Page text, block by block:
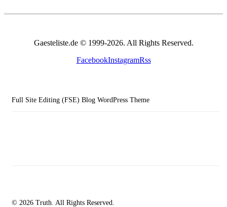
Gaesteliste.de © 1999-2026. All Rights Reserved.
FacebookInstagramRss
Full Site Editing (FSE) Blog WordPress Theme
© 2026 Truth. All Rights Reserved.